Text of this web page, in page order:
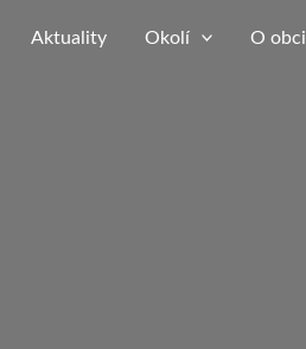
Aktuality Okolí O obci